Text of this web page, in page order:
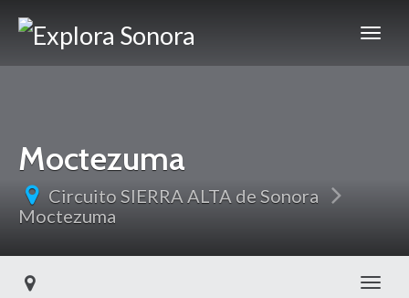
Moctezuma
Circuito SIERRA ALTA de Sonora
Moctezuma